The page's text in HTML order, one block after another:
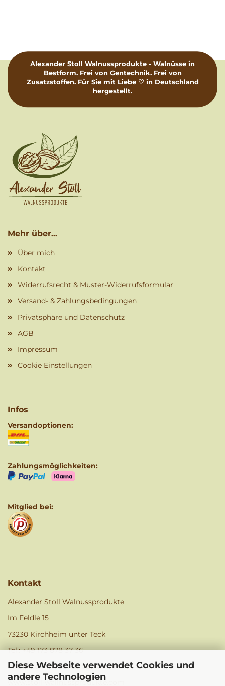
Diese Webseite verwendet Cookies und
andere Technologien
Alexander Stoll Walnussprodukte - Walnüsse in
Bestform. Frei von Gentechnik. Frei von
Zusatzstoffen. Für Sie mit Liebe ♡ in Deutschland
hergestellt.
Mehr über...
Über mich
Kontakt
Widerrufsrecht & Muster-Widerrufsformular
Versand- & Zahlungsbedingungen
Privatsphäre und Datenschutz
AGB
Impressum
Cookie Einstellungen
Infos
Versandoptionen:
Zahlungsmöglichkeiten:
Mitglied bei:
Kontakt
Alexander Stoll Walnussprodukte
Im Feldle 15
73230 Kirchheim unter Teck
Tel.: +49 173 878 37 36
info@stoll-walnussprodukte.de
www.stoll-wallnussprodukte.com